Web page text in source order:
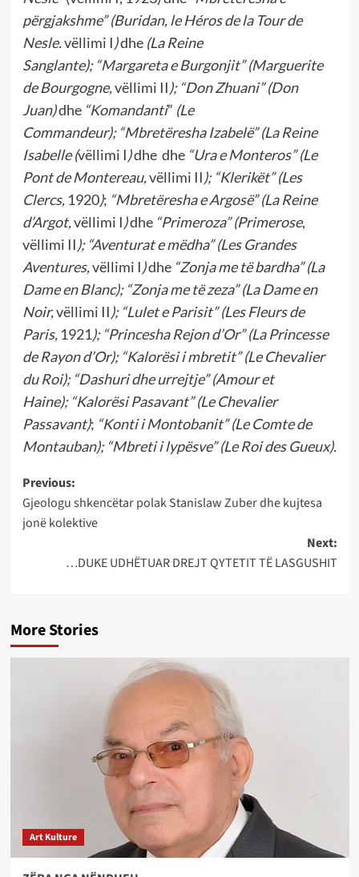
përgjakshme” (Buridan, le Héros de la Tour de
Nesle.vëllimi I)dhe (La Reine
Sanglante); “Margareta e Burgonjit” (Marguerite
de Bourgogne,vëllimi II); “Don Zhuani” (Don
Juan)dhe “Komandanti” (Le
Commandeur); “Mbretëresha Izabelë” (La Reine
Isabelle (vëllimi I)dhe dhe “Ura e Monteros” (Le
Pont de Montereau,vëllimi II); “Klerikët” (Les
Clercs, 1920); “Mbretëresha e Argosë” (La Reine
d’Argot,vëllimi I)dhe “Primeroza” (Primerose,
vëllimi II); “Aventurat e mëdha” (Les Grandes
Aventures,vëllimi I)dhe “Zonja me të bardha” (La
Dame en Blanc); “Zonja me të zeza” (La Dame en
Noir,vëllimi II); “Lulet e Parisit” (Les Fleurs de
Paris, 1921); “Princesha Rejon d’Or” (La Princesse
de Rayon d’Or); “Kalorësi i mbretit” (Le Chevalier
du Roi); “Dashuri dhe urrejtje” (Amour et
Haine); “Kalorësi Pasavant” (Le Chevalier
Passavant); “Konti i Montobanit” (Le Comte de
Montauban); “Mbreti i lypësve” (Le Roi des Gueux).
Post
navigation
Previous:
Gjeologu shkencëtar polak Stanislaw Zuber dhe kujtesa
jonë kolektive
Next:
…DUKE UDHËTUAR DREJT QYTETIT TË LASGUSHIT
More Stories
Art Kulture